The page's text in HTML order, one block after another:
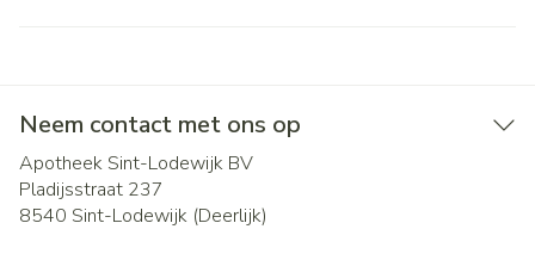
Neem contact met ons op
Apotheek Sint-Lodewijk BV
Pladijsstraat 237
8540 Sint-Lodewijk (Deerlijk)